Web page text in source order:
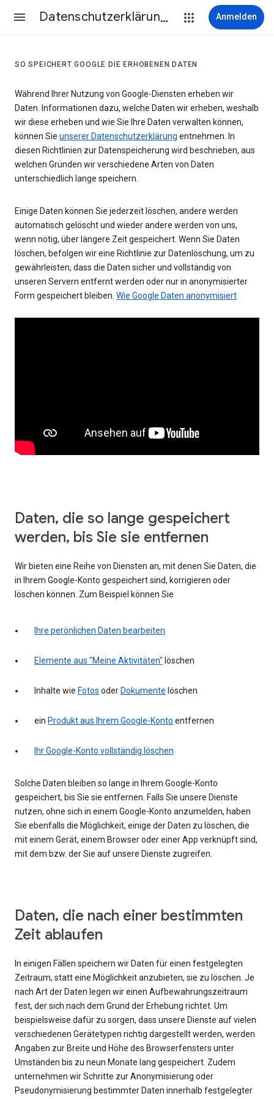
Datenschutzerklärung & Nutzungsbedingungen Anmelden
SO SPEICHERT GOOGLE DIE ERHOBENEN DATEN
Während Ihrer Nutzung von Google-Diensten erheben wir
Daten. Informationen dazu, welche Daten wir erheben, weshalb
wir diese erheben und wie Sie Ihre Daten verwalten können,
können Sie unserer Datenschutzerklärung entnehmen. In
diesen Richtlinien zur Datenspeicherung wird beschrieben, aus
welchen Gründen wir verschiedene Arten von Daten
unterschiedlich lange speichern.
Einige Daten können Sie jederzeit löschen, andere werden
automatisch gelöscht und wieder andere werden von uns,
wenn nötig, über längere Zeit gespeichert. Wenn Sie Daten
löschen, befolgen wir eine Richtlinie zur Datenlöschung, um zu
gewährleisten, dass die Daten sicher und vollständig von
unseren Servern entfernt werden oder nur in anonymisierter
Form gespeichert bleiben. Wie Google Daten anonymisiert
Daten, die so lange gespeichert
werden, bis Sie sie entfernen
Wir bieten eine Reihe von Diensten an, mit denen Sie Daten, die
in Ihrem Google-Konto gespeichert sind, korrigieren oder
löschen können. Zum Beispiel können Sie
Ihre perönlichen Daten bearbeiten
Elemente aus "Meine Aktivitäten" löschen
Inhalte wie Fotos oder Dokumente löschen
ein Produkt aus Ihrem Google-Konto entfernen
Ihr Google-Konto vollständig löschen
Solche Daten bleiben so lange in Ihrem Google-Konto
gespeichert, bis Sie sie entfernen. Falls Sie unsere Dienste
nutzen, ohne sich in einem Google-Konto anzumelden, haben
Sie ebenfalls die Möglichkeit, einige der Daten zu löschen, die
mit einem Gerät, einem Browser oder einer App verknüpft sind,
mit dem bzw. der Sie auf unsere Dienste zugreifen.
Daten, die nach einer bestimmten
Zeit ablaufen
In einigen Fällen speichern wir Daten für einen festgelegten
Zeitraum, statt eine Möglichkeit anzubieten, sie zu löschen. Je
nach Art der Daten legen wir einen Aufbewahrungszeitraum
fest, der sich nach dem Grund der Erhebung richtet. Um
beispielsweise dafür zu sorgen, dass unsere Dienste auf vielen
verschiedenen Gerätetypen richtig dargestellt werden, werden
Angaben zur Breite und Höhe des Browserfensters unter
Umständen bis zu neun Monate lang gespeichert. Zudem
unternehmen wir Schritte zur Anonymisierung oder
Pseudonymisierung bestimmter Daten innerhalb festgelegter